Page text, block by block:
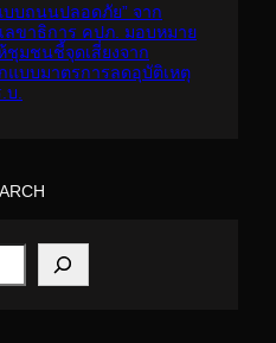
บถนนปลอดภัย” จาก
ลขาธิการ คปภ. มอบหมาย
ชุมชนชี้จุดเสี่ยงจาก
แบบมาตรการลดอุบัติเหตุ
.